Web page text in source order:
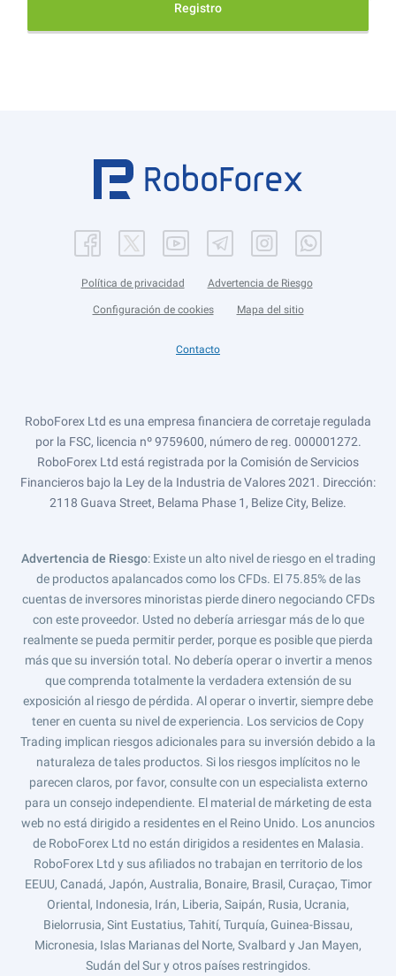
Registro
Política de privacidad Advertencia de Riesgo
Configuración de cookies Mapa del sitio
Contacto
RoboForex Ltd es una empresa financiera de corretaje regulada
por la FSC, licencia nº 9759600, número de reg. 000001272.
RoboForex Ltd está registrada por la Comisión de Servicios
Financieros bajo la Ley de la Industria de Valores 2021. Dirección:
2118 Guava Street, Belama Phase 1, Belize City, Belize.
Advertencia de Riesgo: Existe un alto nivel de riesgo en el trading
de productos apalancados como los CFDs. El 75.85% de las
cuentas de inversores minoristas pierde dinero negociando CFDs
con este proveedor. Usted no debería arriesgar más de lo que
realmente se pueda permitir perder, porque es posible que pierda
más que su inversión total. No debería operar o invertir a menos
que comprenda totalmente la verdadera extensión de su
exposición al riesgo de pérdida. Al operar o invertir, siempre debe
tener en cuenta su nivel de experiencia. Los servicios de Copy
Trading implican riesgos adicionales para su inversión debido a la
naturaleza de tales productos. Si los riesgos implícitos no le
parecen claros, por favor, consulte con un especialista externo
para un consejo independiente. El material de márketing de esta
web no está dirigido a residentes en el Reino Unido. Los anuncios
de RoboForex Ltd no están dirigidos a residentes en Malasia.
RoboForex Ltd y sus afiliados no trabajan en territorio de los
EEUU, Canadá, Japón, Australia, Bonaire, Brasil, Curaçao, Timor
Oriental, Indonesia, Irán, Liberia, Saipán, Rusia, Ucrania,
Bielorrusia, Sint Eustatius, Tahití, Turquía, Guinea-Bissau,
Micronesia, Islas Marianas del Norte, Svalbard y Jan Mayen,
Sudán del Sur y otros países restringidos.